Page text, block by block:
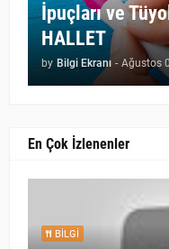
İpuçları ve
HALLET
by Bilgi Ekranı - Ağustos
En Çok İzlenenler
BILGI